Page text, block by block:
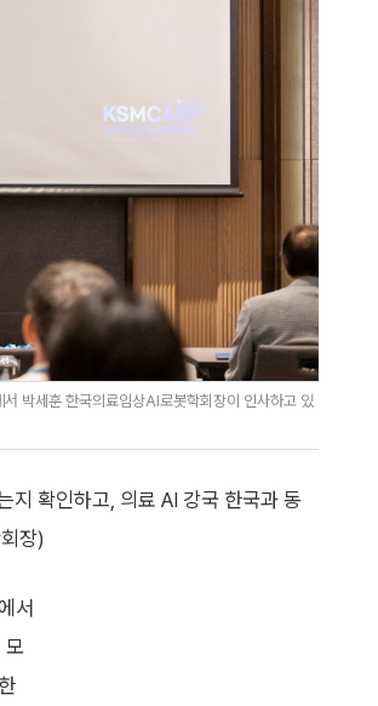
박세훈 한국의료임상AI로봇학회장이 인사하고 있
지 확인하고, 의료 AI 강국 한국과 동
장)
서
모